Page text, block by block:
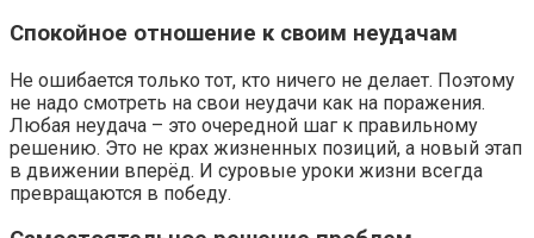
Спокойное отношение к своим неудачам
Не ошибается только тот, кто ничего не делает. Поэтому
не надо смотреть на свои неудачи как на поражения.
Любая неудача – это очередной шаг к правильному
решению. Это не крах жизненных позиций, а новый этап
в движении вперёд. И суровые уроки жизни всегда
превращаются в победу.